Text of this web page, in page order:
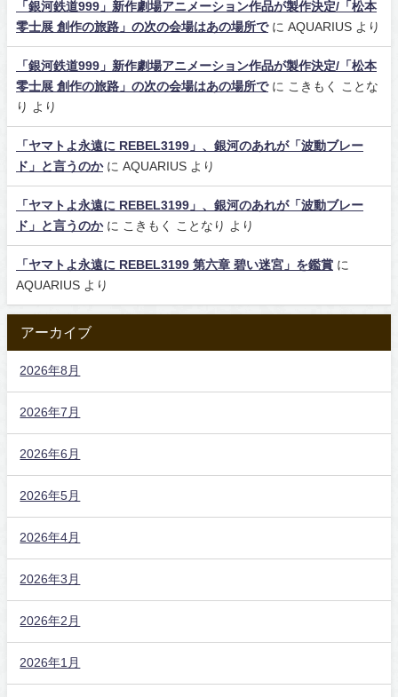
「銀河鉄道999」新作劇場アニメーション作品が製作決定/「松本
零士展 創作の旅路」の次の会場はあの場所でに AQUARIUS より
「銀河鉄道999」新作劇場アニメーション作品が製作決定/「松本
零士展 創作の旅路」の次の会場はあの場所でに
こきもく ことな
り
より
「ヤマトよ永遠に REBEL3199」、銀河のあれが「波動ブレー
ド」と言うのかに AQUARIUS より
「ヤマトよ永遠に REBEL3199」、銀河のあれが「波動ブレー
ド」と言うのかに こきもく ことなり より
「ヤマトよ永遠に REBEL3199 第六章 碧い迷宮」を鑑賞 に
AQUARIUS より
アーカイブ
2026年8月
2026年7月
2026年6月
2026年5月
2026年4月
2026年3月
2026年2月
2026年1月